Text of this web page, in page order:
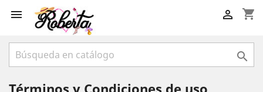
 shopping_cart


Términos y Condiciones de uso